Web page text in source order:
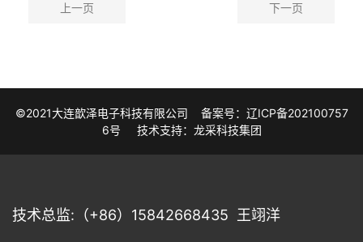
上一页 下一页
©2021大连歆泽电子科技有限公司 备案号：辽ICP备202100757
6号
技术支持：龙采科技集团
技术总监:（+86）15842668435 王翊洋